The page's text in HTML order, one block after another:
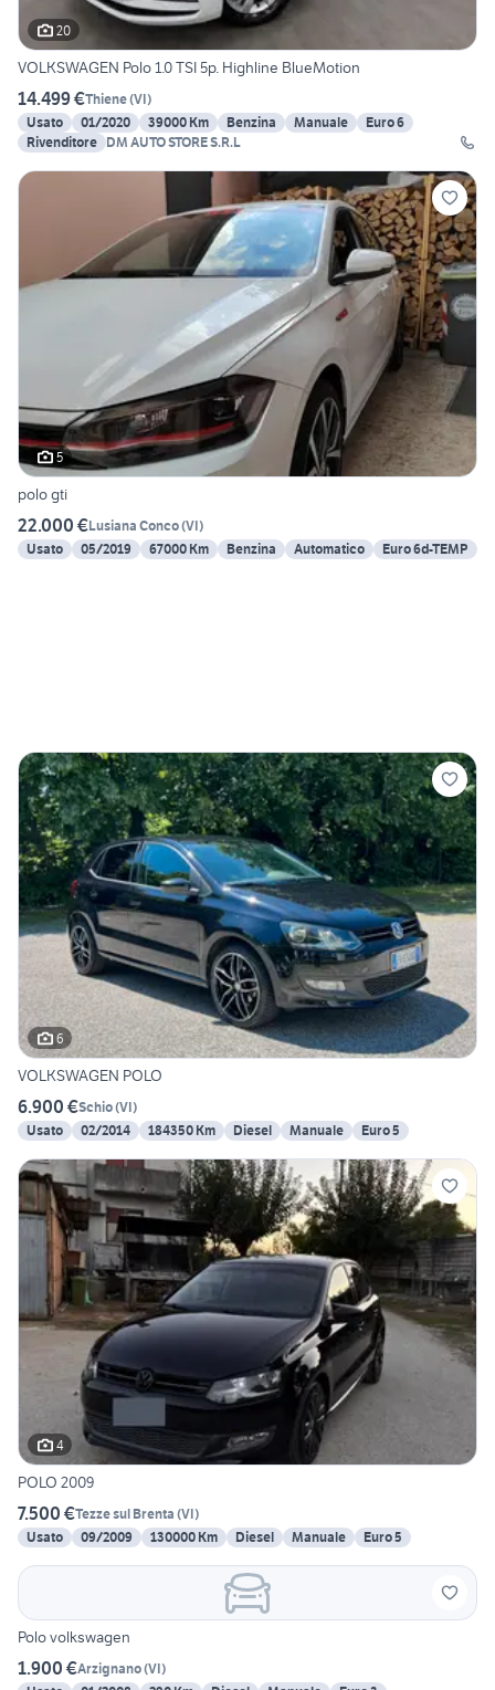
20
VOLKSWAGEN Polo 1.0 TSI 5p. Highline BlueMotion
14.499 €Thiene(VI)
Usato
01/2020 39000 Km Benzina Manuale
Euro 6
Rivenditore DM AUTO STORE S.R.L
5
polo gti
22.000 €Lusiana Conco(VI)
Usato
05/2019 67000 Km Benzina Automatico Euro 6d-TEMP
6
VOLKSWAGEN POLO
6.900 €Schio(VI)
Usato
02/2014 184350 Km Diesel Manuale Euro 5
4
POLO 2009
7.500 €Tezze sul Brenta (VI)
Usato
09/2009 130000 Km Diesel Manuale Euro 5
Polo volkswagen
1.900 €Arzignano(VI)